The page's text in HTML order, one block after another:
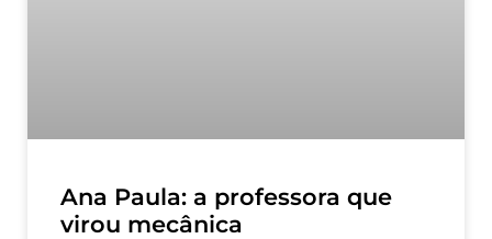
Ana Paula: a professora que
virou mecânica